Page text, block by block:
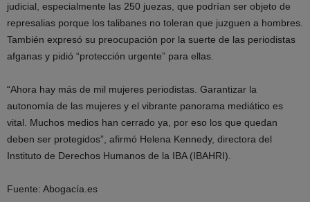
judicial, especialmente las 250 juezas, que podrían ser objeto de
represalias porque los talibanes no toleran que juzguen a hombres.
También expresó su preocupación por la suerte de las periodistas
afganas y pidió “protección urgente” para ellas.
“Ahora hay más de mil mujeres periodistas. Garantizar la
autonomía de las mujeres y el vibrante panorama mediático es
vital. Muchos medios han cerrado ya, por eso los que quedan
deben ser protegidos”, afirmó Helena Kennedy, directora del
Instituto de Derechos Humanos de la IBA (IBAHRI).
Fuente: Abogacía.es